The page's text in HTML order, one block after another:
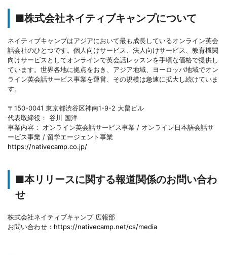
■株式会社ネイティブキャンプについて
ネイティブキャンプはアジアにおいて最も成長しているオンライン英会
話会社のひとつです。個人向けサービス、法人向けサービス、教育機関
向けサービスとしてオンラインで英会話レッスンを手頃な価格で提供し
ています。世界各地に拠点をおき、アジア地域、ヨーロッパ地域でオン
ライン英会話サービス事業を運営、その規模は急速に拡大し続けていま
す。
〒150-0041 東京都渋谷区神南1-9-2 大畠ビル
代表取締役： 谷川 国洋
事業内容： オンライン英会話サービス事業 / オンライン日本語会話サ
ービス事業 / 留学エージェント事業
https://nativecamp.co.jp/
■本リリースに関する報道関係のお問い合わ
せ
株式会社ネイティブキャンプ 広報部
お問い合わせ： https://nativecamp.net/cs/media